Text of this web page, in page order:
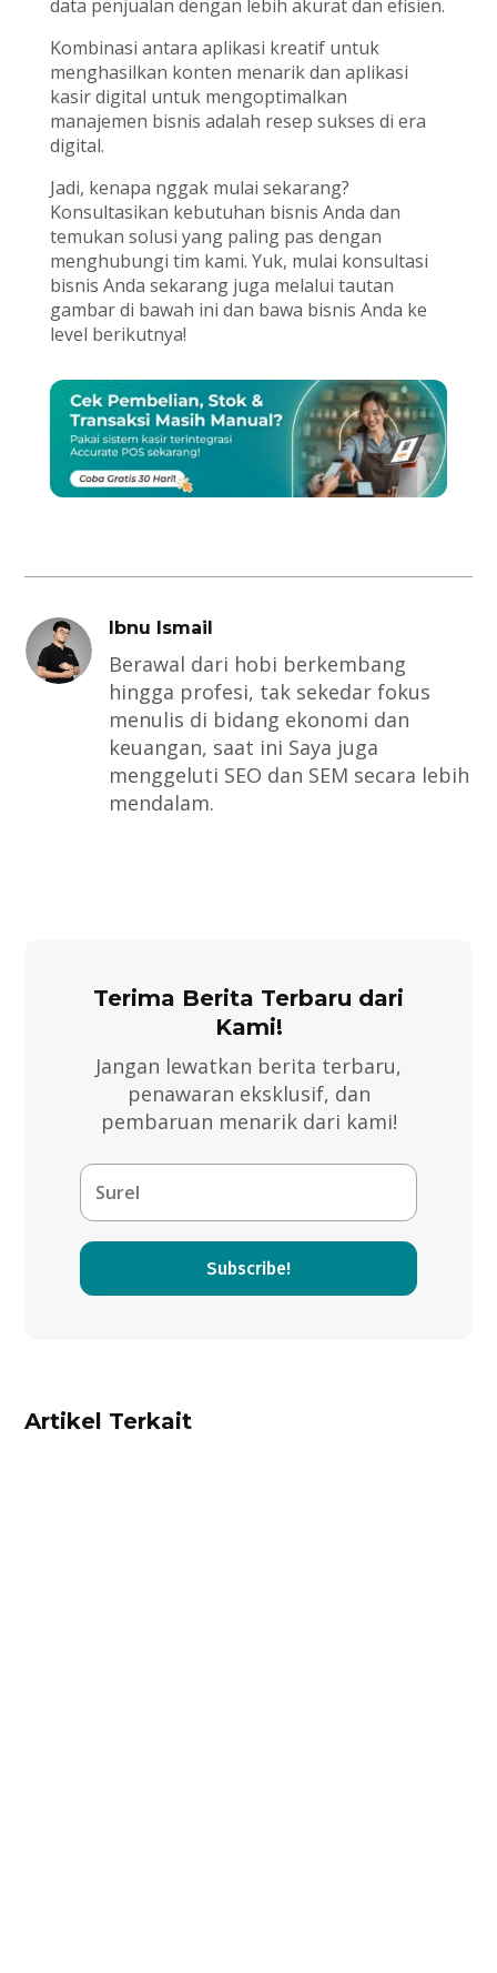
data penjualan dengan lebih akurat dan efisien.
Kombinasi antara aplikasi kreatif untuk
menghasilkan konten menarik dan aplikasi
kasir digital untuk mengoptimalkan
manajemen bisnis adalah resep sukses di era
digital.
Jadi, kenapa nggak mulai sekarang?
Konsultasikan kebutuhan bisnis Anda dan
temukan solusi yang paling pas dengan
menghubungi tim kami. Yuk, mulai konsultasi
bisnis Anda sekarang juga melalui tautan
gambar di bawah ini dan bawa bisnis Anda ke
level berikutnya!
Ibnu Ismail
Berawal dari hobi berkembang
hingga profesi, tak sekedar fokus
menulis di bidang ekonomi dan
keuangan, saat ini Saya juga
menggeluti SEO dan SEM secara lebih
mendalam.
Terima Berita Terbaru dari
Kami!
Jangan lewatkan berita terbaru,
penawaran eksklusif, dan
pembaruan menarik dari kami!
Subscribe!
Artikel Terkait